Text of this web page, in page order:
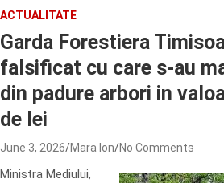
ACTUALITATE
Garda Forestiera
falsificat cu care s-au
din padure arbori in
de lei
June 3, 2026 Mara Ion No Comments
Ministra Mediului,